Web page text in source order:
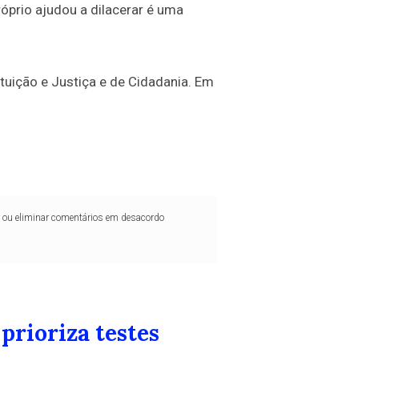
ajudou a dilacerar é uma
e Justiça e de Cidadania. Em
eliminar comentários em desacordo
testes